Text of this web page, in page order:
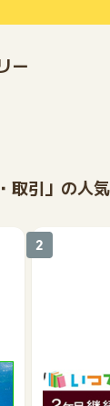
ー
取引」の人
いつでも書
2